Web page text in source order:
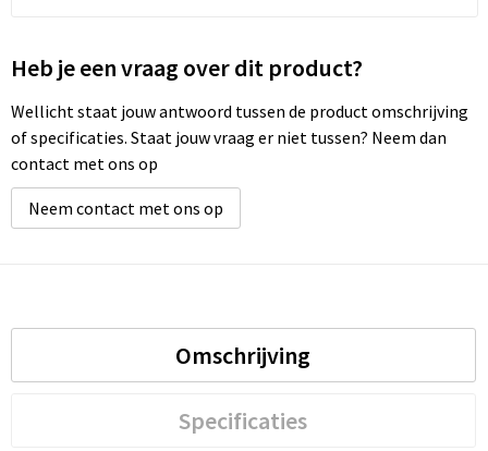
Heb je een vraag over dit product?
Wellicht staat jouw antwoord tussen de product omschrijving
of specificaties. Staat jouw vraag er niet tussen? Neem dan
contact met ons op
Neem contact met ons op
Omschrijving
Specificaties